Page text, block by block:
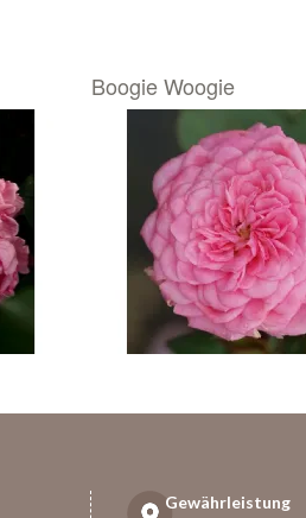
Boogie Woogie
Gewährleistung